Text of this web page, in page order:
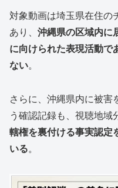
対象動画は埼玉県在住の
あり、 沖縄県の区域内に
に向けられた表現活動で
ない。
さらに、沖縄県内に被害
う確認記録も、視聴地域
轄権を裏付ける事実認定
いる。